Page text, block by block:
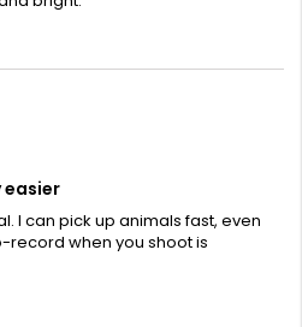
easier
I can pick up animals fast, even
record when you shoot is